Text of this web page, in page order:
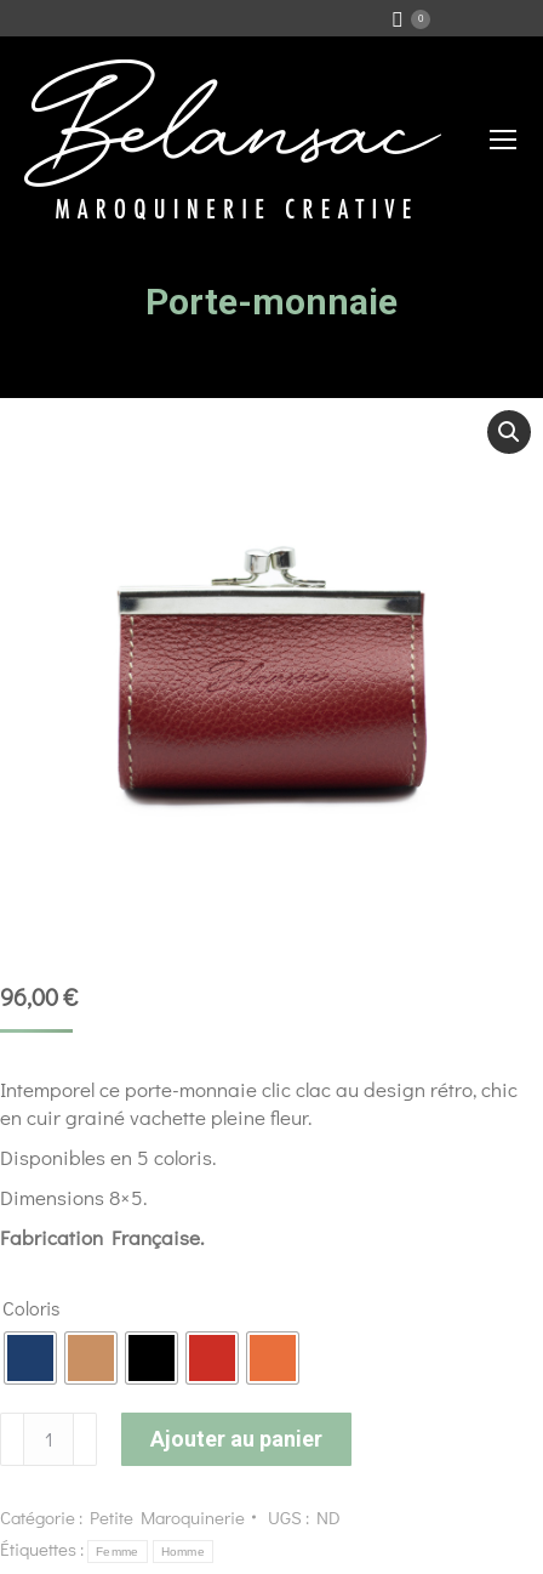
0
Porte-monnaie
Vous êtes ici :
96,00€
Intemporel ce porte-monnaie clic clac au design rétro, chic
en cuir grainé vachette pleine fleur.
Disponibles en 5 coloris.
Dimensions 8×5.
Fabrication Française.
Coloris
Ajouter au panier
Catégorie : Petite Maroquinerie UGS : ND
Étiquettes :
Femme Homme